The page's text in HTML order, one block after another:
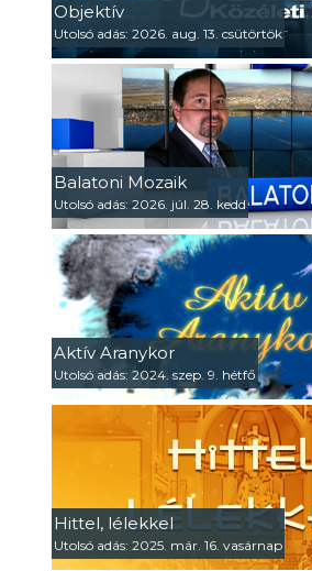
Objektív
Utolsó adás: 2026. aug. 13. csütörtök
Balatoni Mozaik
Utolsó adás: 2026. júl. 28. kedd
Aktív Aranykor
Utolsó adás: 2024. szep. 9. hétfő
Hittel, lélekkel
Utolsó adás: 2025. már. 16. vasárnap